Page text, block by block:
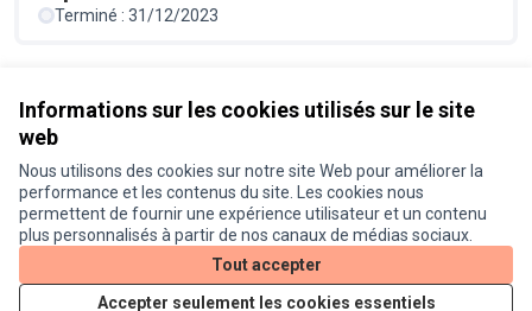
Informations sur les cookies utilisés sur le site
web
Nous utilisons des cookies sur notre site Web pour améliorer la
performance et les contenus du site. Les cookies nous
permettent de fournir une expérience utilisateur et un contenu
plus personnalisés à partir de nos canaux de médias sociaux.
Tout accepter
Accepter seulement les cookies essentiels
Terminé : 31/12/2023
Référence : prod-ASSE-2021-08-47
Conditions d'utilisation
Paramètres des cookies
Je participe ! sur X
(Lien externe)
Je participe ! sur Facebook
Je participe ! sur Instagram